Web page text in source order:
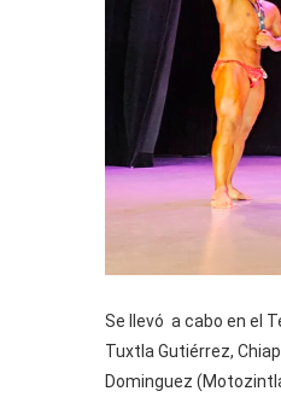
Se llevó a cabo en el
Tuxtla Gutiérrez,
Dominguez